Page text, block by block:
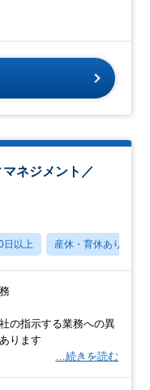
マネジメント／
日以上 産休・育休あり
の指示する業務への異
ります
…続きを読む